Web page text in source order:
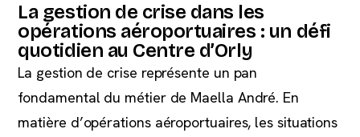
La gestion de crise dans les
opérations aéroportuaires : un défi
quotidien au Centre d’Orly
La gestion de crise représente un pan
fondamental du métier de Maella André. En
matière d’opérations aéroportuaires, les situations